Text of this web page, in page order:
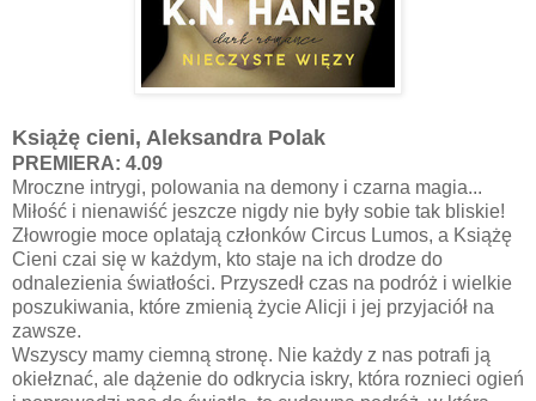
Książę cieni, Aleksandra Polak
PREMIERA: 4.09
Mroczne intrygi, polowania na demony i czarna magia...
Miłość i nienawiść jeszcze nigdy nie były sobie tak bliskie!
Złowrogie moce oplatają członków Circus Lumos, a Książę
Cieni czai się w każdym, kto staje na ich drodze do
odnalezienia światłości. Przyszedł czas na podróż i wielkie
poszukiwania, które zmienią życie Alicji i jej przyjaciół na
zawsze.
Wszyscy mamy ciemną stronę. Nie każdy z nas potrafi ją
okiełznać, ale dążenie do odkrycia iskry, która roznieci ogień